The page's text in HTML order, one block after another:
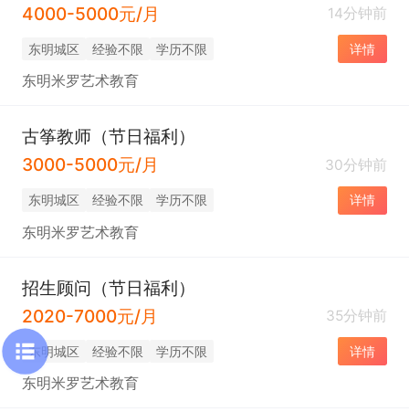
4000-5000元/月
14分钟前
东明城区 经验不限 学历不限 详情
东明米罗艺术教育
古筝教师（节日福利）
3000-5000元/月
30分钟前
东明城区 经验不限 学历不限 详情
东明米罗艺术教育
招生顾问（节日福利）
2020-7000元/月
35分钟前
东明城区 经验不限 学历不限 详情
东明米罗艺术教育